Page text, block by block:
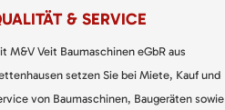
& SERVICE
M&V Veit Baumaschinen eGbR aus
setzen Sie bei Miete, Kauf und
von Baumaschinen, Baugeräten sowie